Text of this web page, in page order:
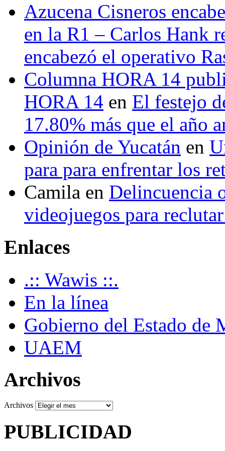
Azucena Cisneros
en la R1 – Carlos Hank
encabezó el operativo
Columna HORA 14
HORA 14 en El festejo
17.80% más que el año
Opinión de Yucatán en
para para enfrentar los
Camila en Delincuencia
videojuegos para
Enlaces
.:: Wawis ::.
En la línea
Gobierno del Estado de
UAEM
Archivos
Archivos
PUBLICIDAD